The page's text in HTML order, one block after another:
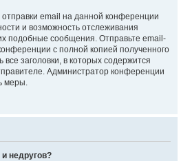
email на данной конференции
и возможность отслеживания
подобные сообщения. Отправьте email-
с полной копией полученного
заголовки, в которых содержится
Администратор конференции
меры.
недругов?